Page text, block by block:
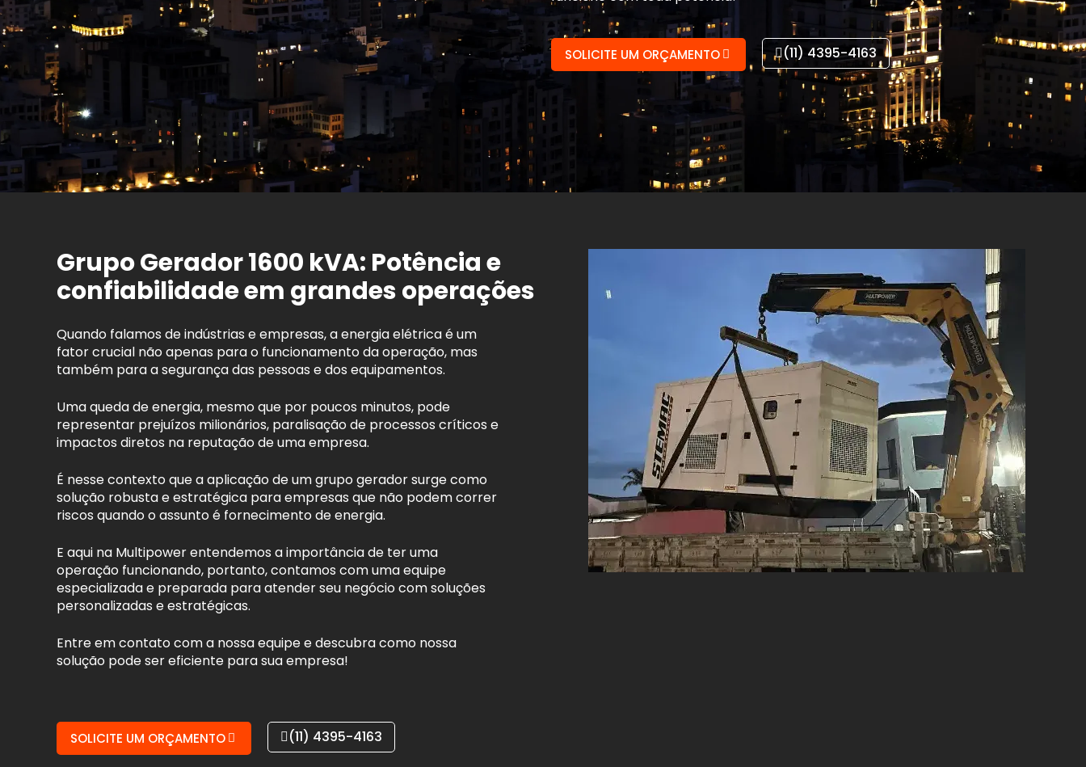
SOLICITE UM ORÇAMENTO (11) 4395-4163
Grupo Gerador 1600 kVA: Potência e
confiabilidade em grandes operações
Quando falamos de indústrias e empresas, a energia elétrica é um
fator crucial não apenas para o funcionamento da operação, mas
também para a segurança das pessoas e dos equipamentos.
Uma queda de energia, mesmo que por poucos minutos, pode
representar prejuízos milionários, paralisação de processos críticos e
impactos diretos na reputação de uma empresa.
É nesse contexto que a aplicação de um grupo gerador surge como
solução robusta e estratégica para empresas que não podem correr
riscos quando o assunto é fornecimento de energia.
E aqui na Multipower entendemos a importância de ter uma
operação funcionando, portanto, contamos com uma equipe
especializada e preparada para atender seu negócio com soluções
personalizadas e estratégicas.
Entre em contato com a nossa equipe e descubra como nossa
solução pode ser eficiente para sua empresa!
SOLICITE UM ORÇAMENTO (11) 4395-4163